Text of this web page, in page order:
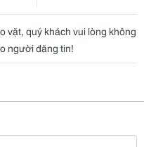
vặt, quý khách vui lòng không
người đăng tin!